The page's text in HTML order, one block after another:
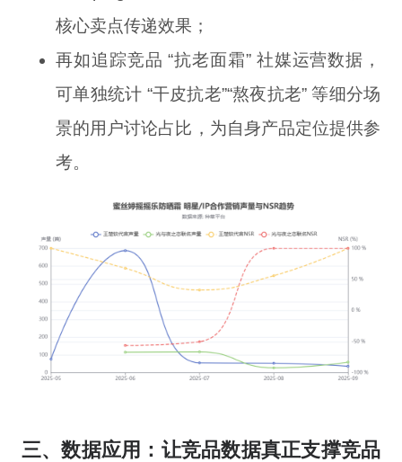
核心卖点传递效果；
再如追踪竞品 “抗老面霜” 社媒运营数据，
可单独统计 “干皮抗老”“熬夜抗老” 等细分场
景的用户讨论占比，为自身产品定位提供参
考。
三、数据应用：让竞品数据真正支撑竞品